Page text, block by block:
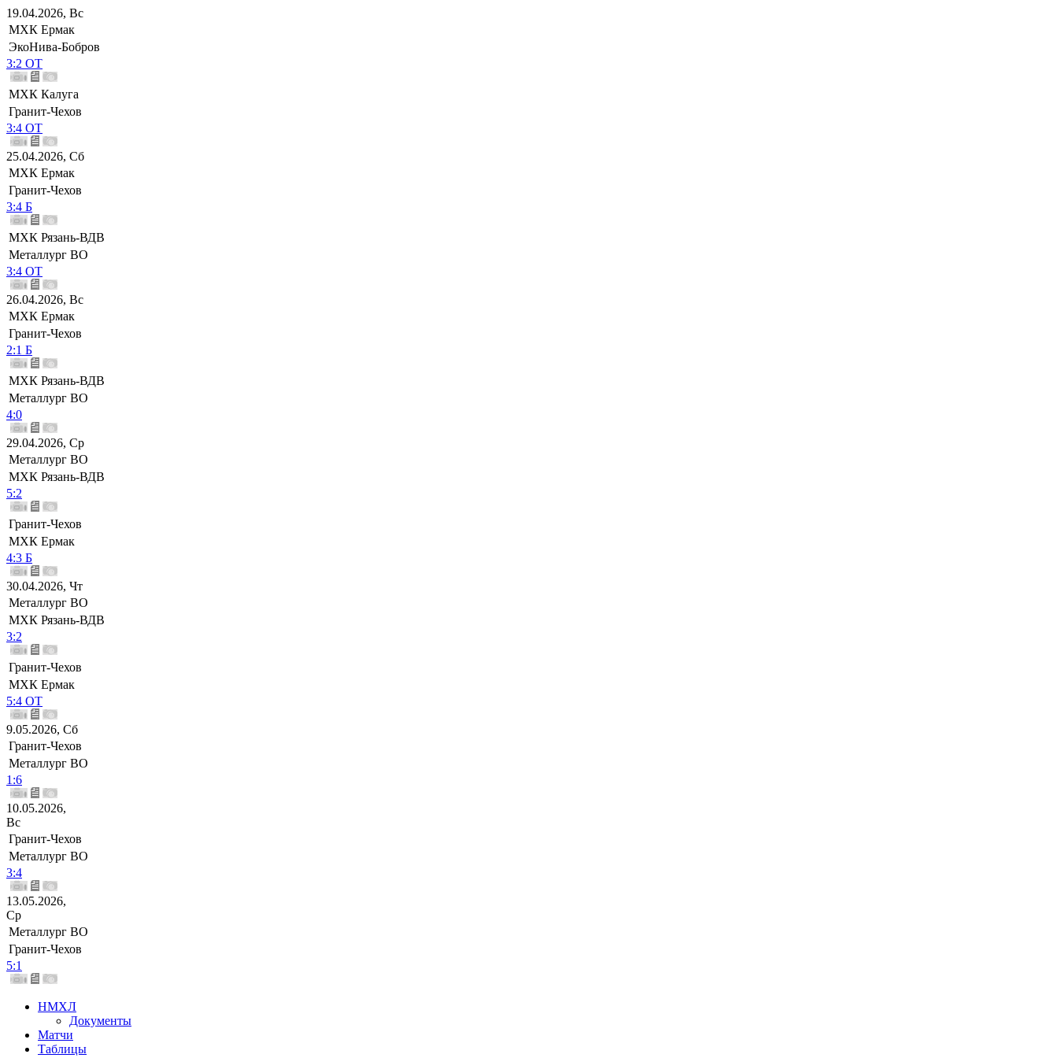
19.04.2026, Вс
МХК Ермак
ЭкоНива-Бобров
3:2 ОТ
МХК Калуга
Гранит-Чехов
3:4 ОТ
25.04.2026, Сб
МХК Ермак
Гранит-Чехов
3:4 Б
МХК Рязань-ВДВ
Металлург ВО
3:4 ОТ
26.04.2026, Вс
МХК Ермак
Гранит-Чехов
2:1 Б
МХК Рязань-ВДВ
Металлург ВО
4:0
29.04.2026, Ср
Металлург ВО
МХК Рязань-ВДВ
5:2
Гранит-Чехов
МХК Ермак
4:3 Б
30.04.2026, Чт
Металлург ВО
МХК Рязань-ВДВ
3:2
Гранит-Чехов
МХК Ермак
5:4 ОТ
9.05.2026, Сб
Гранит-Чехов
Металлург ВО
1:6
10.05.2026,
Вс
Гранит-Чехов
Металлург ВО
3:4
13.05.2026,
Ср
Металлург ВО
Гранит-Чехов
5:1
НМХЛ
Документы
Матчи
Таблицы